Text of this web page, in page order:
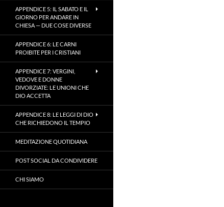
APPENDICE 5: IL SABATO E IL
GIORNO PER ANDARE IN
CHIESA — DUE COSE DIVERSE
APPENDICE 6: LE CARNI
PROIBITE PER I CRISTIANI
APPENDICE 7: VERGINI,
VEDOVE E DONNE
DIVORZIATE: LE UNIONI CHE
DIO ACCETTA
APPENDICE 8: LE LEGGI DI DIO
CHE RICHIEDONO IL TEMPIO
MEDITAZIONE QUOTIDIANA
POST SOCIAL DA CONDIVIDERE
CHI SIAMO